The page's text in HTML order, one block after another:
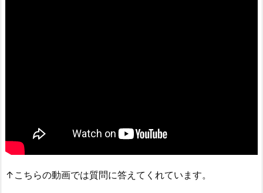
↑こちらの動画では質問に答えてくれています。